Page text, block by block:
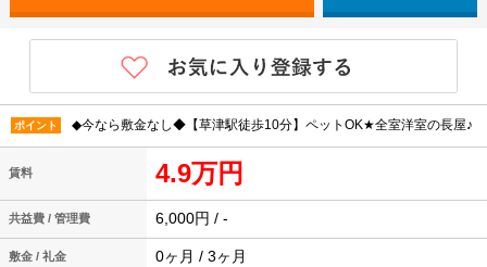
ポイント ◆今なら敷金なし◆【草津駅徒歩10分】ペットOK★全室洋室の長屋♪
賃料 4.9万円
共益費 / 管理費 6,000円 / -
敷金 / 礼金 0ヶ月 / 3ヶ月